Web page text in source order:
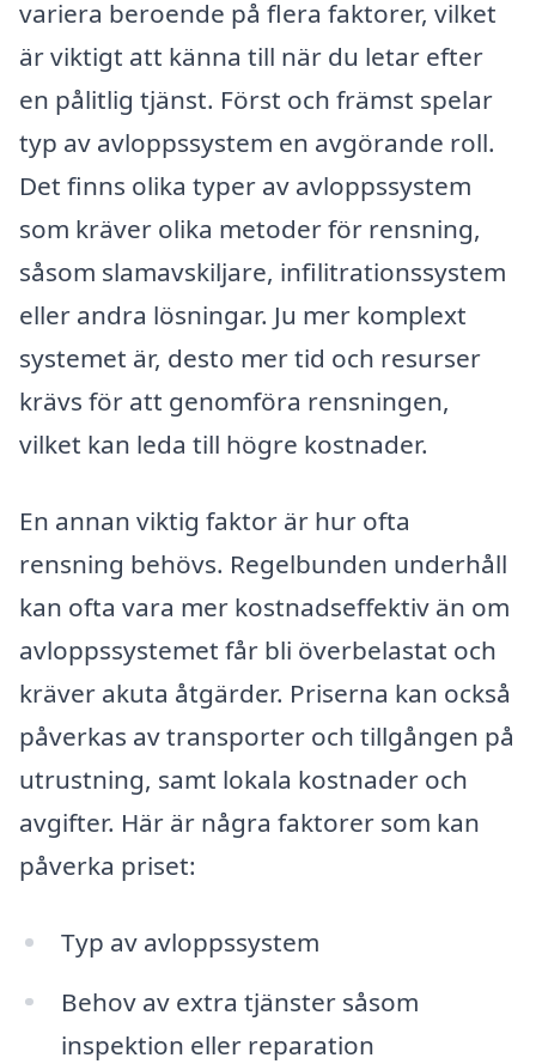
variera beroende på flera faktorer, vilket
är viktigt att känna till när du letar efter
en pålitlig tjänst. Först och främst spelar
typ av avloppssystem en avgörande roll.
Det finns olika typer av avloppssystem
som kräver olika metoder för rensning,
såsom slamavskiljare, infilitrationssystem
eller andra lösningar. Ju mer komplext
systemet är, desto mer tid och resurser
krävs för att genomföra rensningen,
vilket kan leda till högre kostnader.
En annan viktig faktor är hur ofta
rensning behövs. Regelbunden underhåll
kan ofta vara mer kostnadseffektiv än om
avloppssystemet får bli överbelastat och
kräver akuta åtgärder. Priserna kan också
påverkas av transporter och tillgången på
utrustning, samt lokala kostnader och
avgifter. Här är några faktorer som kan
påverka priset:
Typ av avloppssystem
Behov av extra tjänster såsom
inspektion eller reparation